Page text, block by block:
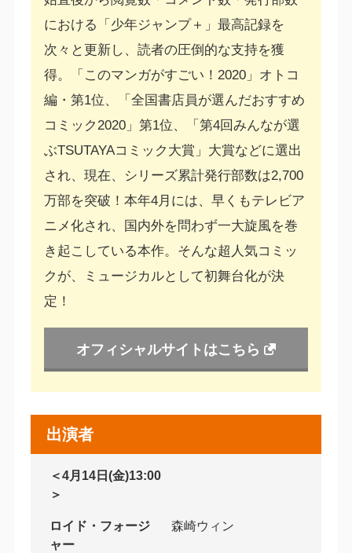
における「少年ジャンプ＋」最高記録を
次々と更新し、読者の圧倒的な支持を獲
得。「このマンガがすごい！2020」オトコ
編・第1位、「全国書店員が選んだおすすめ
コミック2020」第1位、「第4回みんなが選
ぶTSUTAYAコミック大賞」大賞などに選出
され、現在、シリーズ累計発行部数は2,700
万部を突破！本年4月には、早くもテレビア
ニメ化され、国内外を問わず一大旋風を巻
き起こしている本作。そんな超人気コミッ
クが、ミュージカルとして初舞台化が決
定！
オフィシャルサイトはこちら
出演者
＜4月14日(金)13:00
＞
ロイド・フォージ
ャー
森崎ウィン